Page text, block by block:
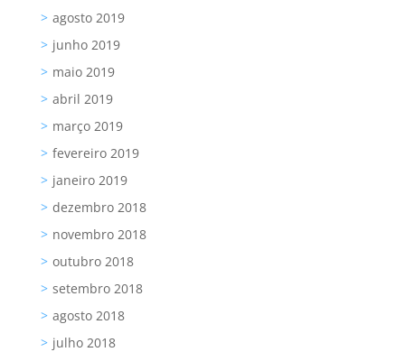
agosto 2019
junho 2019
maio 2019
abril 2019
março 2019
fevereiro 2019
janeiro 2019
dezembro 2018
novembro 2018
outubro 2018
setembro 2018
agosto 2018
julho 2018